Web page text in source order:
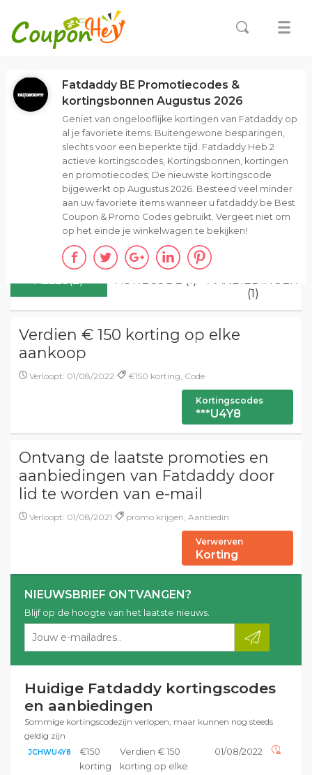
ALLES(2) ACTIECODE (1)
AANBIEDINGEN
(1)
Verdien € 150 korting op elke
aankoop
Verloopt: 01/08/2022 €150 korting, Code
Kortingscodes
***U4Y8
Ontvang de laatste promoties en
aanbiedingen van Fatdaddy door
lid te worden van e-mail
Verloopt: 01/08/2021 promo krijgen, Aanbiedin
Verwerven
Korting
NIEUWSBRIEF ONTVANGEN?
Blijf op de hoogte van het laatste nieuws.
Huidige Fatdaddy kortingscodes
en aanbiedingen
Sommige kortingscodezijn verlopen, maar kunnen nog steeds
geldig zijn
JCHWU4Y8
€150
korting
Verdien € 150
korting op elke
01/08/2022
Fatdaddy BE Promotiecodes &
kortingsbonnen Augustus 2026
Geniet van ongelooflijke kortingen van Fatdaddy op
al je favoriete items. Buitengewone besparingen,
slechts voor een beperkte tijd. Fatdaddy Heb 2
actieve kortingscodes, Kortingsbonnen, kortingen
en promotiecodes; De nieuwste kortingscode
bijgewerkt op Augustus 2026. Besteed veel minder
aan uw favoriete items wanneer u fatdaddy.be Best
Coupon & Promo Codes gebruikt. Vergeet niet om
op het einde je winkelwagen te bekijken!